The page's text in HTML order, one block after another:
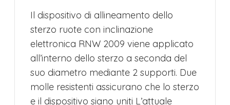
Il dispositivo di allineamento dello
sterzo ruote con inclinazione
elettronica RNW 2009 viene applicato
all’interno dello sterzo a seconda del
suo diametro mediante 2 supporti. Due
molle resistenti assicurano che lo sterzo
e il dispositivo siano uniti L’attuale